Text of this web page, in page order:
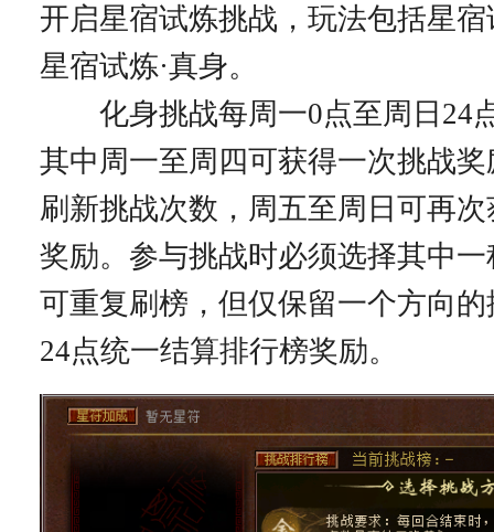
开启星宿试炼挑战，玩法包括星宿
星宿试炼·真身。
化身挑战每周一0点至周日24
其中周一至周四可获得一次挑战
刷新挑战次数，周五至周日可再
奖励。参与挑战时必须选择其中
可重复刷榜，但仅保留一个方向
24点统一结算排行榜奖励。